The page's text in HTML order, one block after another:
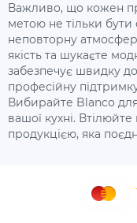
Важливо, що кожен
метою не тільки
неповторну
якість та шукаєте
забезпечує швидку
професійну
Вибирайте Blanco
вашої кухні. Втілюйте
продукцією, яка